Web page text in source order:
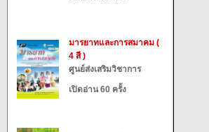
มารยาทและการสมาคม (
4 สี )
ศูนย์ส่งเสริมวิชาการ
เปิดอ่าน 60 ครั้ง